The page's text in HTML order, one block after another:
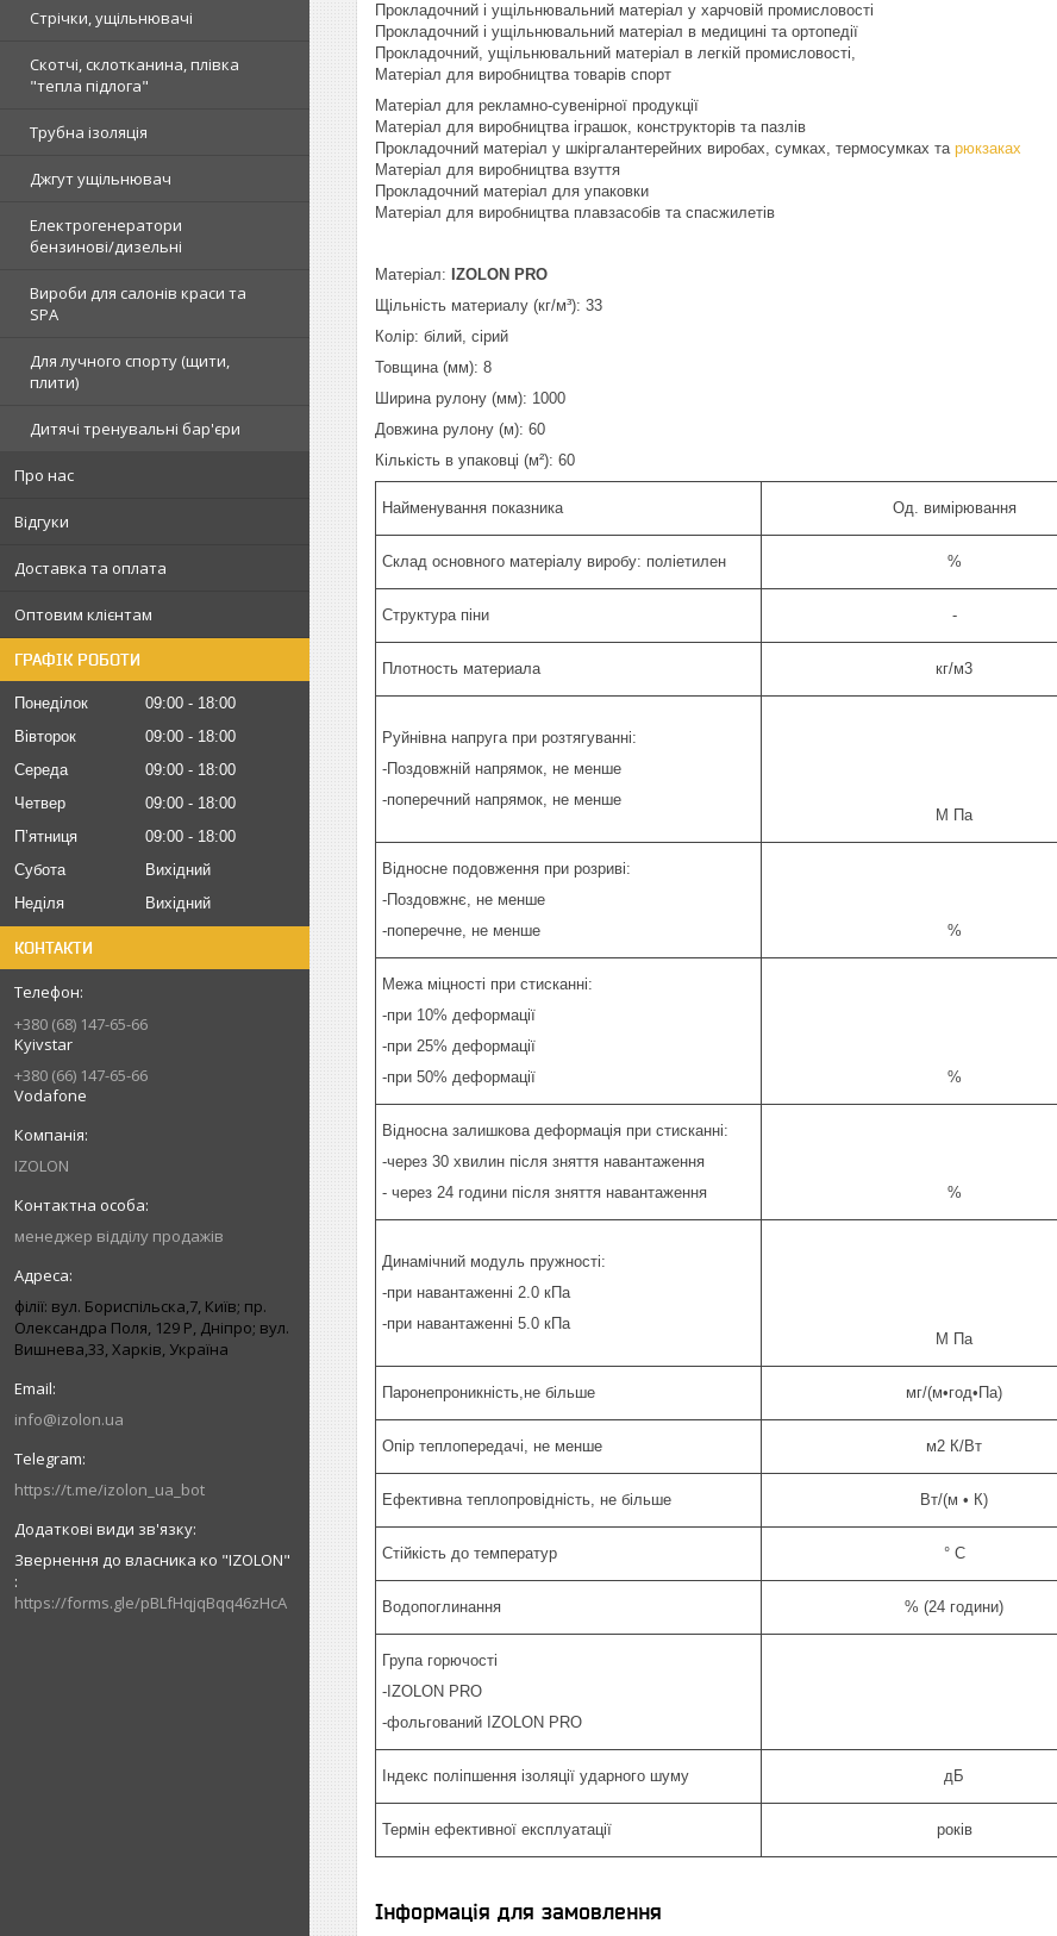
Стрічки, ущільнювачі
Скотчі, склотканина, плівка
"тепла підлога"
Трубна ізоляція
Джгут ущільнювач
Електрогенератори
бензинові/дизельні
Вироби для салонів краси та
SPA
Для лучного спорту (щити,
плити)
Дитячі тренувальні бар'єри
Про нас
Відгуки
Доставка та оплата
Оптовим клієнтам
ГРАФІК РОБОТИ
Понеділок 09:00
18:00
Вівторок
09:00
18:00
Середа
09:00
18:00
Четвер
09:00
18:00
Пʼятниця
09:00
18:00
Субота
Вихідний
Неділя
Вихідний
КОНТАКТИ
+380 (68) 147-65-66
Kyivstar
+380 (66) 147-65-66
Vodafone
IZOLON
менеджер відділу продажів
філії: вул. Бориcпільска,7, Київ; пр.
Олександра Поля, 129 Р, Дніпро; вул.
Вишнева,33, Харків, Україна
info@izolon.ua
https://t.me/izolon_ua_bot
Звернення до власника ко "IZOLON"
https://forms.gle/pBLfHqjqBqq46zHcA
Прокладочний і ущільнювальний матеріал у харчовій промисловості
Прокладочний і ущільнювальний матеріал в медицині та ортопедії
Прокладочний, ущільнювальний матеріал в легкій промисловості,
Матеріал для виробництва товарів спорт
Матеріал для рекламно-сувенірної продукції
Матеріал для виробництва іграшок, конструкторів та пазлів
Прокладочний матеріал у шкіргалантерейних виробах, сумках, термосумках та рюкзаках
Матеріал для виробництва взуття
Прокладочний матеріал для упаковки
Матеріал для виробництва плавзасобів та спасжилетів
Матеріал: IZOLON PRO
Щільність материалу (кг/м³): 33
Колір: білий, сірий
Товщина (мм): 8
Ширина рулону (мм): 1000
Довжина рулону (м): 60
Кількість в упаковці (м²): 60
Найменування показника Од. вимірювання
Склад основного матеріалу виробу: поліетилен %
Структура піни -
Плотность материала кг/м3
Руйнівна напруга при розтягуванні:
-Поздовжній напрямок, не менше
-поперечний напрямок, не менше
М Па
Відносне подовження при розриві:
-Поздовжнє, не менше
-поперечне, не менше
%
Межа міцності при стисканні:
-при 10% деформації
-при 25% деформації
-при 50% деформації
%
Відносна залишкова деформація при стисканні:
-через 30 хвилин після зняття навантаження
- через 24 години після зняття навантаження
%
Динамічний модуль пружності:
-при навантаженні 2.0 кПа
-при навантаженні 5.0 кПа
М Па
Паронепроникність,не більше мг/(м•год•Па)
Опір теплопередачі, не менше м2 К/Вт
Ефективна теплопровідність, не більше Вт/(м • К)
Стійкість до температур ° C
Водопоглинання % (24 години)
Група горючості
-IZOLON PRO
-фольгований IZOLON PRO
Індекс поліпшення ізоляції ударного шуму дБ
Термін ефективної експлуатації років
Інформація для замовлення